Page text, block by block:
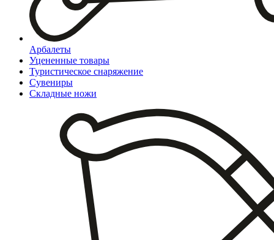
Арбалеты
Уцененные товары
Туристическое снаряжение
Сувениры
Складные ножи